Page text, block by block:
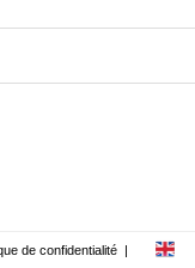
de confidentialité |